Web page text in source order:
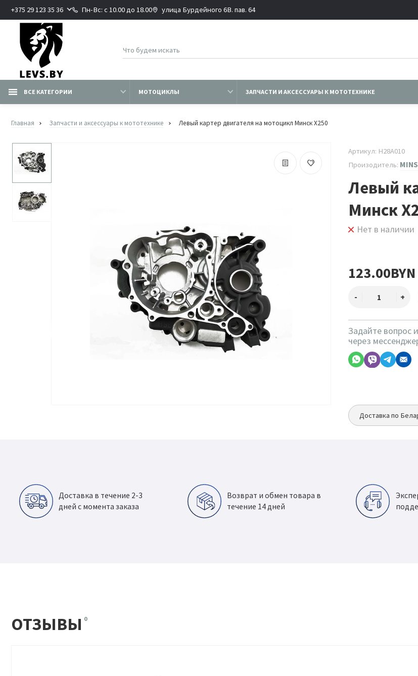
+375 29 123 35 36 Пн-Вс: с 10.00 до 18.00 улица Бурдейного 6В. пав. 64
ВСЕ КАТЕГОРИИ МОТОЦИКЛЫ ЗАПЧАСТИ И АКСЕССУАРЫ К МОТОТЕХНИКЕ
Главная Запчасти и аксессуары к мототехнике Левый картер двигателя на мотоцикл Минск X250
Артикул: H28A010
Произодитель:
Левый
Минск
Нет в наличии
123.00BYN
Задайте вопрос
через
Доставка по
Доставка в течение 2-3
дней с момента заказа
Возврат и обмен товара в
течение 14 дней
ОТЗЫВЫ 0